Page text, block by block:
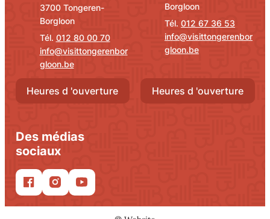
,3700 Tongeren-
Borgloon
012 80 00 70
info@visittongerenbor
gloon.be
Heures d 'ouverture
Borgloon
012 67 36 53
info@visittongerenbor
gloon.be
Heures d 'ouverture
Des médias
sociaux
FacebookInstagramYouTube